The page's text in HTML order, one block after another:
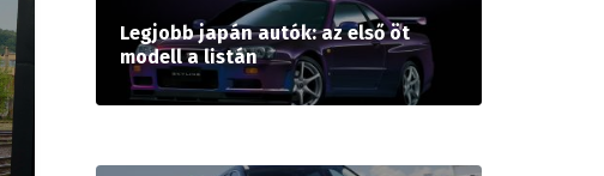
Legjobb japán autók: az első öt
modell a listán